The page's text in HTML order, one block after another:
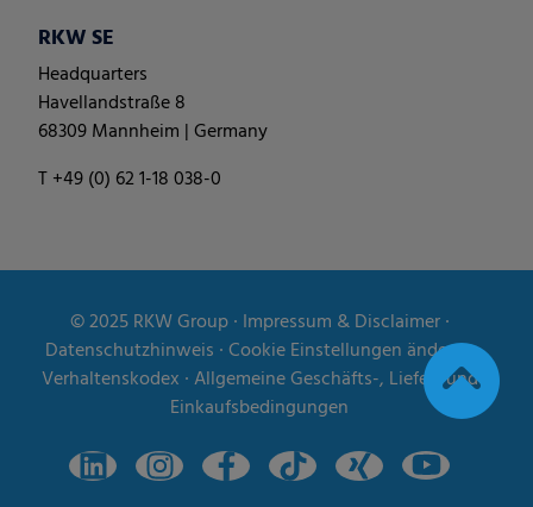
RKW SE
Headquarters
Havellandstraße 8
68309 Mannheim | Germany
T +49 (0) 62 1-18 038-0
© 2025RKW Group∙ Impressum & Disclaimer∙
Datenschutzhinweis ∙Cookie Einstellungen ändern∙
Verhaltenskodex ∙Allgemeine Geschäfts-, Liefer- und
Einkaufsbedingungen